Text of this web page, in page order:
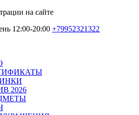
на сайте
12:00-20:00 +79952321322
2026